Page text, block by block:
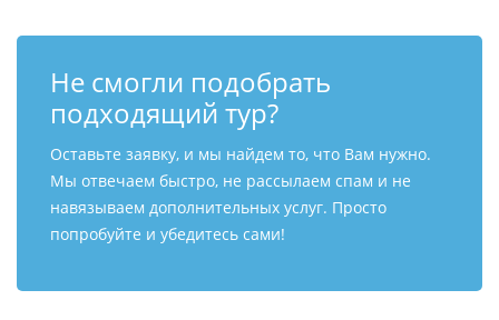
Не смогли подобрать
подходящий тур?
Оставьте заявку, и мы найдем то, что Вам нужно.
Мы отвечаем быстро, не рассылаем спам и не
навязываем дополнительных услуг. Просто
попробуйте и убедитесь сами!